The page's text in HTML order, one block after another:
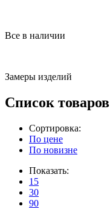
Все в наличии
Замеры изделий
Список товаров
Сортировка:
По цене
По новизне
Показать:
15
30
90